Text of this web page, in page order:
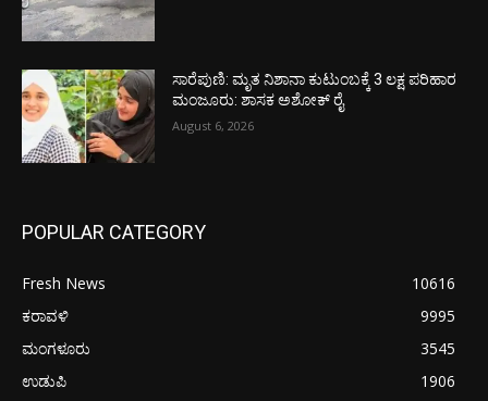
ಸಾರೆಪುಣಿ: ಮೃತ ನಿಶಾನಾ ಕುಟುಂಬಕ್ಕೆ 3 ಲಕ್ಷ ಪರಿಹಾರ
ಮಂಜೂರು: ಶಾಸಕ ಅಶೋಕ್ ರೈ
August 6, 2026
POPULAR CATEGORY
Fresh News
10616
ಕರಾವಳಿ
9995
ಮಂಗಳೂರು
3545
ಉಡುಪಿ
1906